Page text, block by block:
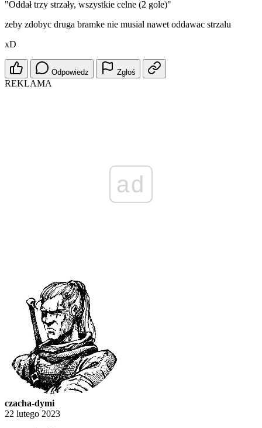
"Oddał trzy strzały, wszystkie celne (2 gole)"
zeby zdobyc druga bramke nie musial nawet oddawac strzalu
xD
Odpowiedz Zgłoś
REKLAMA
ad
czacha-dymi
22 lutego 2023